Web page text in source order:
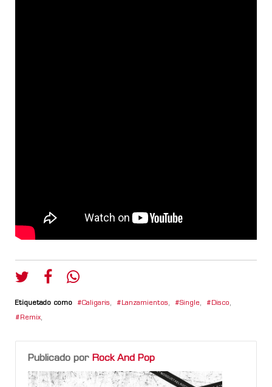
Etiquetado como Caligaris, Lanzamientos, Single, Disco,
Remix,
Publicado por Rock And Pop